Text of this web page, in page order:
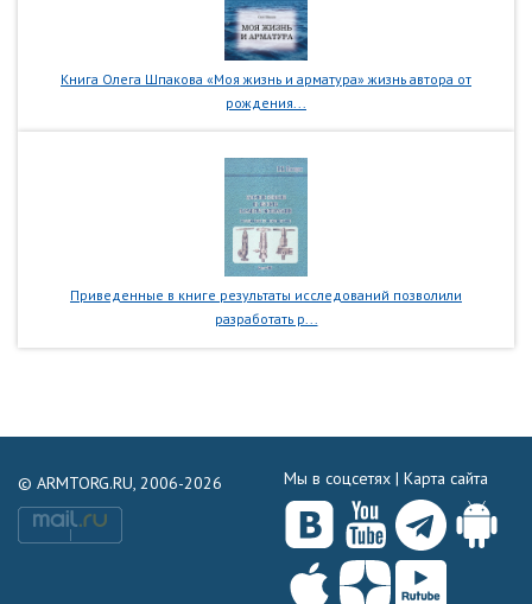
Книга Олега Шпакова «Моя жизнь и арматура» жизнь автора от
рождения...
Приведенные в книге результаты исследований позволили
разработать р...
© ARMTORG.RU, 2006-2026 Мы в соцсетях | Карта сайта